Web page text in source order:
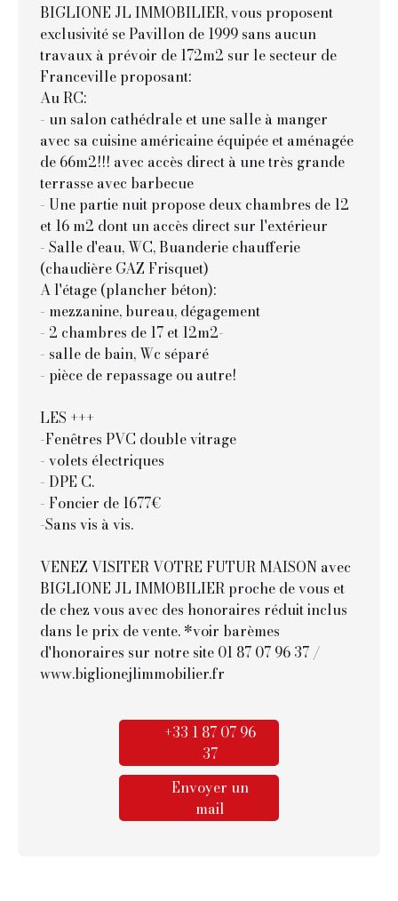
BIGLIONE JL IMMOBILIER, vous proposent
exclusivité se Pavillon de 1999 sans aucun
travaux à prévoir de 172m2 sur le secteur de
Franceville proposant:
Au RC:
- un salon cathédrale et une salle à manger
avec sa cuisine américaine équipée et aménagée
de 66m2!!! avec accès direct à une très grande
terrasse avec barbecue
- Une partie nuit propose deux chambres de 12
et 16 m2 dont un accès direct sur l'extérieur
- Salle d'eau, WC, Buanderie chaufferie
(chaudière GAZ Frisquet)
A l'étage (plancher béton):
- mezzanine, bureau, dégagement
- 2 chambres de 17 et 12m2-
- salle de bain, Wc séparé
- pièce de repassage ou autre!
LES +++
-Fenêtres PVC double vitrage
- volets électriques
- DPE C.
- Foncier de 1677€
-Sans vis à vis.
VENEZ VISITER VOTRE FUTUR MAISON avec
BIGLIONE JL IMMOBILIER proche de vous et
de chez vous avec des honoraires réduit inclus
dans le prix de vente. *voir barèmes
d'honoraires sur notre site 01 87 07 96 37 /
www.biglionejlimmobilier.fr
+33 1 87 07 96
37
Envoyer un
mail